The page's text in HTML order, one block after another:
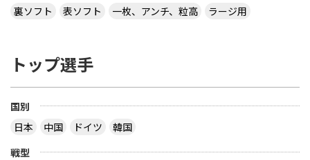
裏ソフト
表ソフト 一枚、アンチ、粒高 ラージ用
トップ選手
国別
日本
中国 ドイツ
韓国
戦型